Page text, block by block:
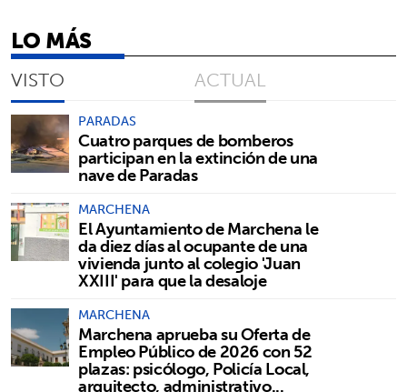
LO MÁS
VISTO ACTUAL
PARADAS
Cuatro parques de bomberos
participan en la extinción de una
nave de Paradas
MARCHENA
El Ayuntamiento de Marchena le
da diez días al ocupante de una
vivienda junto al colegio 'Juan
XXIII' para que la desaloje
MARCHENA
Marchena aprueba su Oferta de
Empleo Público de 2026 con 52
plazas: psicólogo, Policía Local,